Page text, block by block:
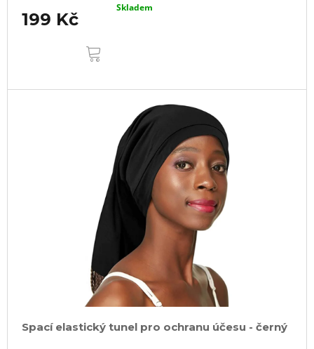
199 Kč
Skladem
Spací elastický tunel pro ochranu účesu - černý